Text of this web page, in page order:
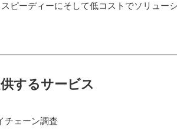
ピーディーにそして低コストでソリュー
するサービス
チェーン調査